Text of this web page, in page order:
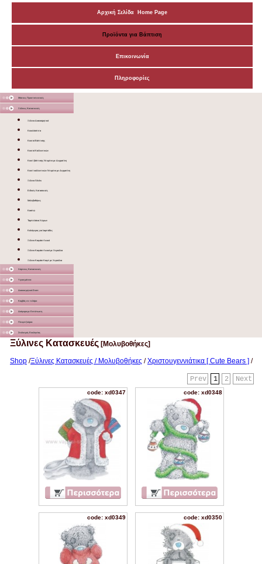
Αρχική Σελίδα Home Page
Προϊόντα για Βάπτιση
Επικοινωνία
Πληροφορίες
Μάσκες Προστατευτικές
Ξύλινες Κατασκευές
Ξύλινα Διακοσμητικά
Κουκλόσπιτα
Κουτιά Βάπτισης
Κουτιά Καλλυντικών
Κουτί βάπτισης Ντυμένο με Δερματίνη
Κουτί καλλυντικών Ντυμένο με Δερματίνη
Ξύλινα Sticks
Ειδικές Κατασκευές
Μολυβοθήκες
Κασπώ
Ταμπελάκια Χώρων
Καλόγερος για λαμπάδες
Ξύλινο Καφάσι Λευκό
Ξύλινο Καφάσι Λευκό με Χερούλια
Ξύλινο Καφάσι Καφέ με Χερούλια
Χάρτινες Κατασκευές
Υφασμάτινα
Διακοσμητικά Σταντ
Καμβάς σε τελάρο
Διάφορα με Εκτύπωση
Γλειφιτζούρια
Στολισμός Εκκλησίας
Ξύλινες Κατασκευές [Μολυβοθήκες]
Shop /Ξύλινες Κατασκευές / Μολυβοθήκες /Χριστουγεννιάτικα [ Cute Bears ] /
Next
2
1
Prev
code: xd0347 code: xd0348
code: xd0349 code: xd0350